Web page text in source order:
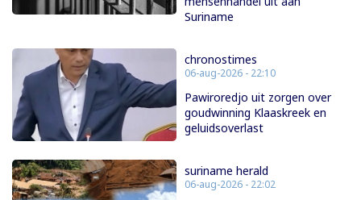
Suriname
chronostimes
06-aug-2026 - 22:10
Pawiroredjo uit zorgen over
goudwinning Klaaskreek en
geluidsoverlast
suriname herald
06-aug-2026 - 22:02